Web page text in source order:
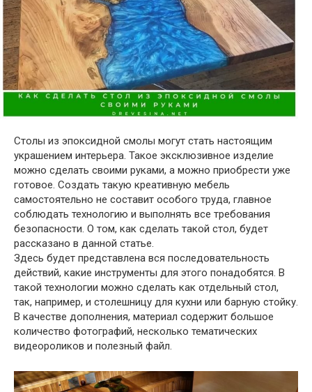
Столы из эпоксидной смолы могут стать настоящим
украшением интерьера. Такое эксклюзивное изделие
можно сделать своими руками, а можно приобрести уже
готовое. Создать такую креативную мебель
самостоятельно не составит особого труда, главное
соблюдать технологию и выполнять все требования
безопасности. О том, как сделать такой стол, будет
рассказано в данной статье.
Здесь будет представлена вся последовательность
действий, какие инструменты для этого понадобятся. В
такой технологии можно сделать как отдельный стол,
так, например, и столешницу для кухни или барную стойку.
В качестве дополнения, материал содержит большое
количество фотографий, несколько тематических
видеороликов и полезный файл.